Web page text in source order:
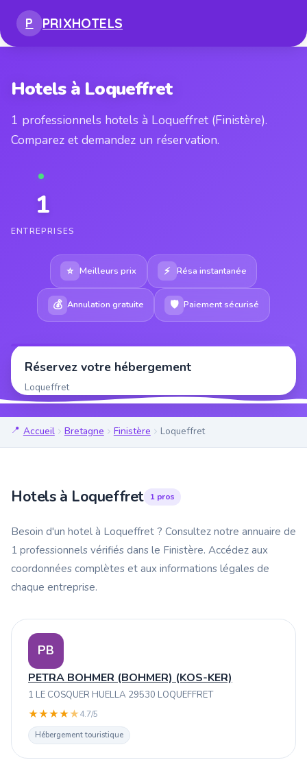
P PRIXHOTELS
Hotels à Loqueffret
1 professionnels hotels à Loqueffret (Finistère).
Comparez et demandez un réservation.
1
ENTREPRISES
⭐ Meilleurs prix ⚡ Résa instantanée
💰 Annulation gratuite 🛡 Paiement sécurisé
Réservez votre hébergement
Loqueffret
Accueil Bretagne Finistère Loqueffret
Hotels à Loqueffret 1 pros
Besoin d'un hotel à Loqueffret ? Consultez notre annuaire de
1 professionnels vérifiés dans le Finistère. Accédez aux
coordonnées complètes et aux informations légales de
chaque entreprise.
PB
PETRA BOHMER (BOHMER) (KOS-KER)
1 LE COSQUER HUELLA 29530 LOQUEFFRET
★★★★★4.7/5
Hébergement touristique